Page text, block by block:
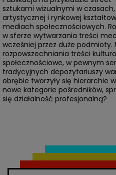
sztukami wizualnymi w
artystycznej i rynkowej
mediach społecznościowych.
w sferze wytwarzania treści
wcześniej przez duże podmioty.
rozpowszechniania treści
społecznościowe, w pewnym
tradycyjnych depozytariuszy
obrębie tworzyły się hierarchie
nowe kategorie pośredników,
się działalność profesjonalną?